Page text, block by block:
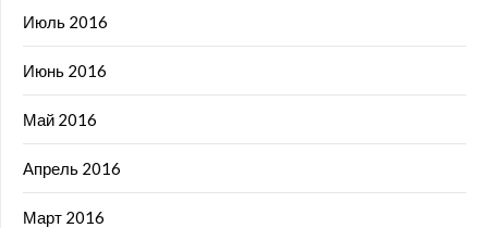
Июль 2016
Июнь 2016
Май 2016
Апрель 2016
Март 2016